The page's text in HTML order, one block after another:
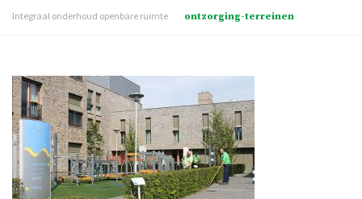
Integraal onderhoud openbare ruimte ontzorging-terreinen